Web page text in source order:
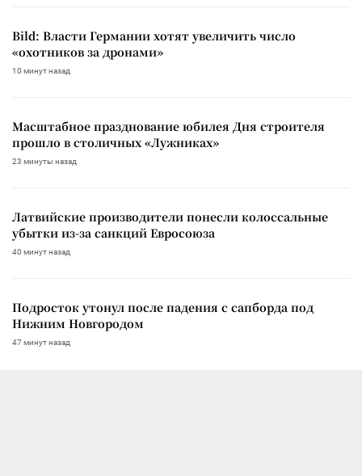
Bild: Власти Германии хотят увеличить число
«охотников за дронами»
10 минут назад
Масштабное празднование юбилея Дня строителя
прошло в столичных «Лужниках»
23 минуты назад
Латвийские производители понесли колоссальные
убытки из-за санкций Евросоюза
40 минут назад
Подросток утонул после падения с сапборда под
Нижним Новгородом
47 минут назад